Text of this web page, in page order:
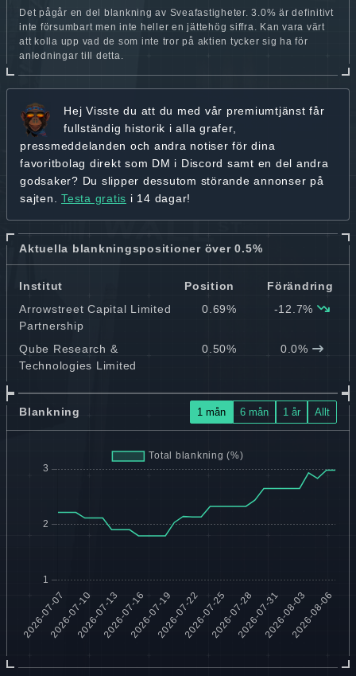
Det pågår en del blankning av Sveafastigheter. 3.0% är definitivt
inte försumbart men inte heller en jättehög siffra. Kan vara värt
att kolla upp vad de som inte tror på aktien tycker sig ha för
anledningar till detta.
Hej Visste du att du med vår premiumtjänst får
fullständig historik i alla grafer,
pressmeddelanden och andra notiser för dina
favoritbolag direkt som DM i Discord samt en del andra
godsaker? Du slipper dessutom störande annonser på
sajten. Testa gratis i 14 dagar!
Aktuella blankningspositioner över 0.5%
Institut Position
Förändring
Arrowstreet Capital Limited
Partnership
0.69% -12.7%
Qube Research &
Technologies Limited
0.50% 0.0%
Blankning 1 mån 6 mån 1 år Allt